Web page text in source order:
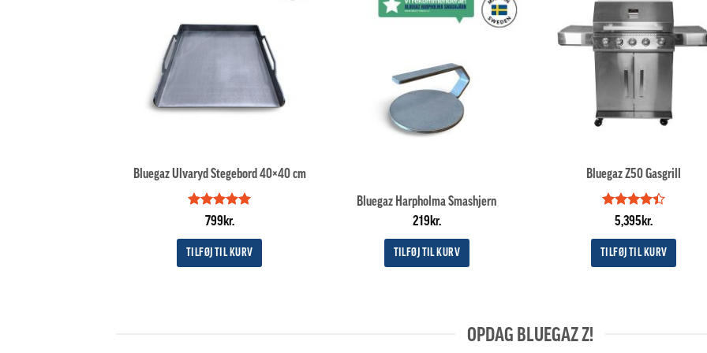
Bluegaz Ulvaryd Stegebord 40×40 cm
Vurderet
799kr.
TILFØJ TIL KURV
Bluegaz Harpholma Smashjern
219kr.
TILFØJ TIL KURV
Bluegaz Z50 Gasgrill
Vurderet
ud af
5
5,395kr.
TILFØJ TIL KURV
OPDAG BLUEGAZ Z!